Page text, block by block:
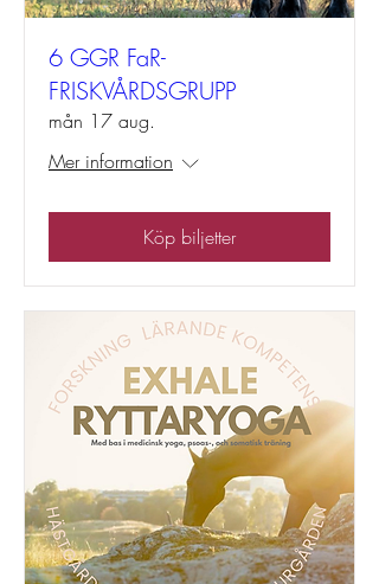
6 GGR FaR-
FRISKVÅRDSGRUPP
mån 17 aug.
Mer information
Köp biljetter